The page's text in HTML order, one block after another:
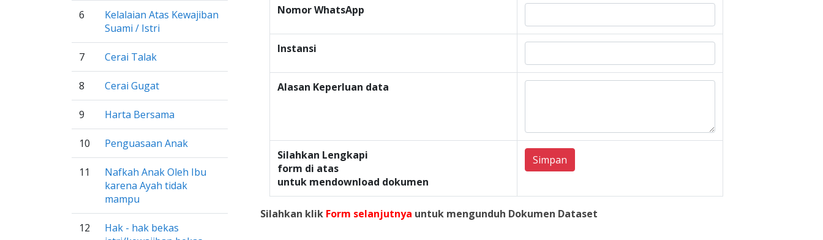
6
Kelalaian Atas Kewajiban
Suami / Istri
7 Cerai Talak
8 Cerai Gugat
9 Harta Bersama
10 Penguasaan Anak
11
Nafkah Anak Oleh Ibu
karena Ayah tidak
mampu
12
Hak - hak bekas
Nomor WhatsApp
Instansi
Alasan Keperluan data
Silahkan Lengkapi
form di atas
untuk mendownload dokumen
Simpan
Silahkan klik Form selanjutnya untuk mengunduh Dokumen Dataset